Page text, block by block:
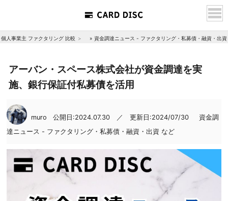
個人事業主 ファクタリング 比較 » 資金調達ニュース - ファクタリング・私募債・融資・出
アーバン・スペース株式会社が資金調達を実
施、銀行保証付私募債を活用
muro 公開日:2024.07.30 ／ 更新日:2024/07/30
資金調
達ニュース - ファクタリング・私募債・融資・出資 など